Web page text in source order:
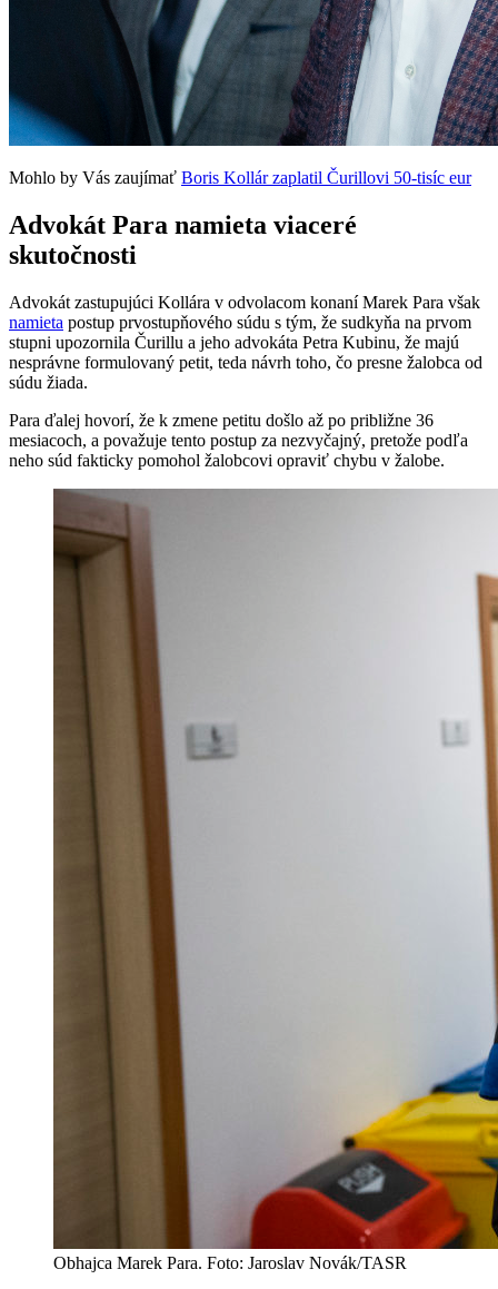
Mohlo by Vás zaujímať Boris Kollár zaplatil Čurillovi 50-tisíc eur
Advokát Para namieta viaceré
skutočnosti
Advokát zastupujúci Kollára v odvolacom konaní Marek Para však
namieta postup prvostupňového súdu s tým, že sudkyňa na prvom
stupni upozornila Čurillu a jeho advokáta Petra Kubinu, že majú
nesprávne formulovaný petit, teda návrh toho, čo presne žalobca od
súdu žiada.
Para ďalej hovorí, že k zmene petitu došlo až po približne 36
mesiacoch, a považuje tento postup za nezvyčajný, pretože podľa
neho súd fakticky pomohol žalobcovi opraviť chybu v žalobe.
Obhajca Marek Para. Foto: Jaroslav Novák/TASR